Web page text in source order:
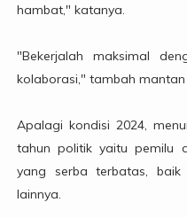
hambat," katanya.
"Bekerjalah maksimal
kolaborasi," tambah
Apalagi kondisi 2024,
tahun politik yaitu pemilu
yang serba terbatas,
lainnya.